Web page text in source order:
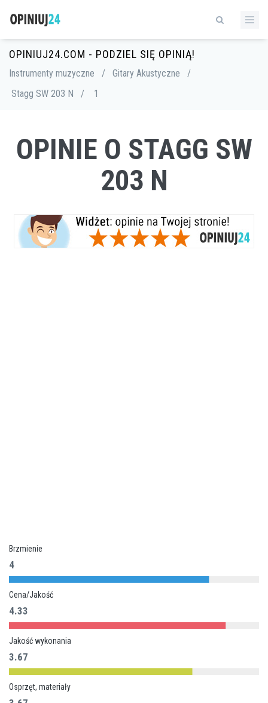
OPINIUJ24.COM - PODZIEL SIĘ OPINIĄ!
Instrumenty muzyczne / Gitary Akustyczne
/
Stagg SW 203 N
/ 1
OPINIE O STAGG SW
203 N
Brzmienie
4
Cena/Jakość
4.33
Jakość wykonania
3.67
Osprzęt, materiały